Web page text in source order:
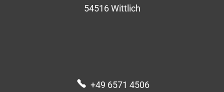
54516 Wittlich
+49 6571 4506